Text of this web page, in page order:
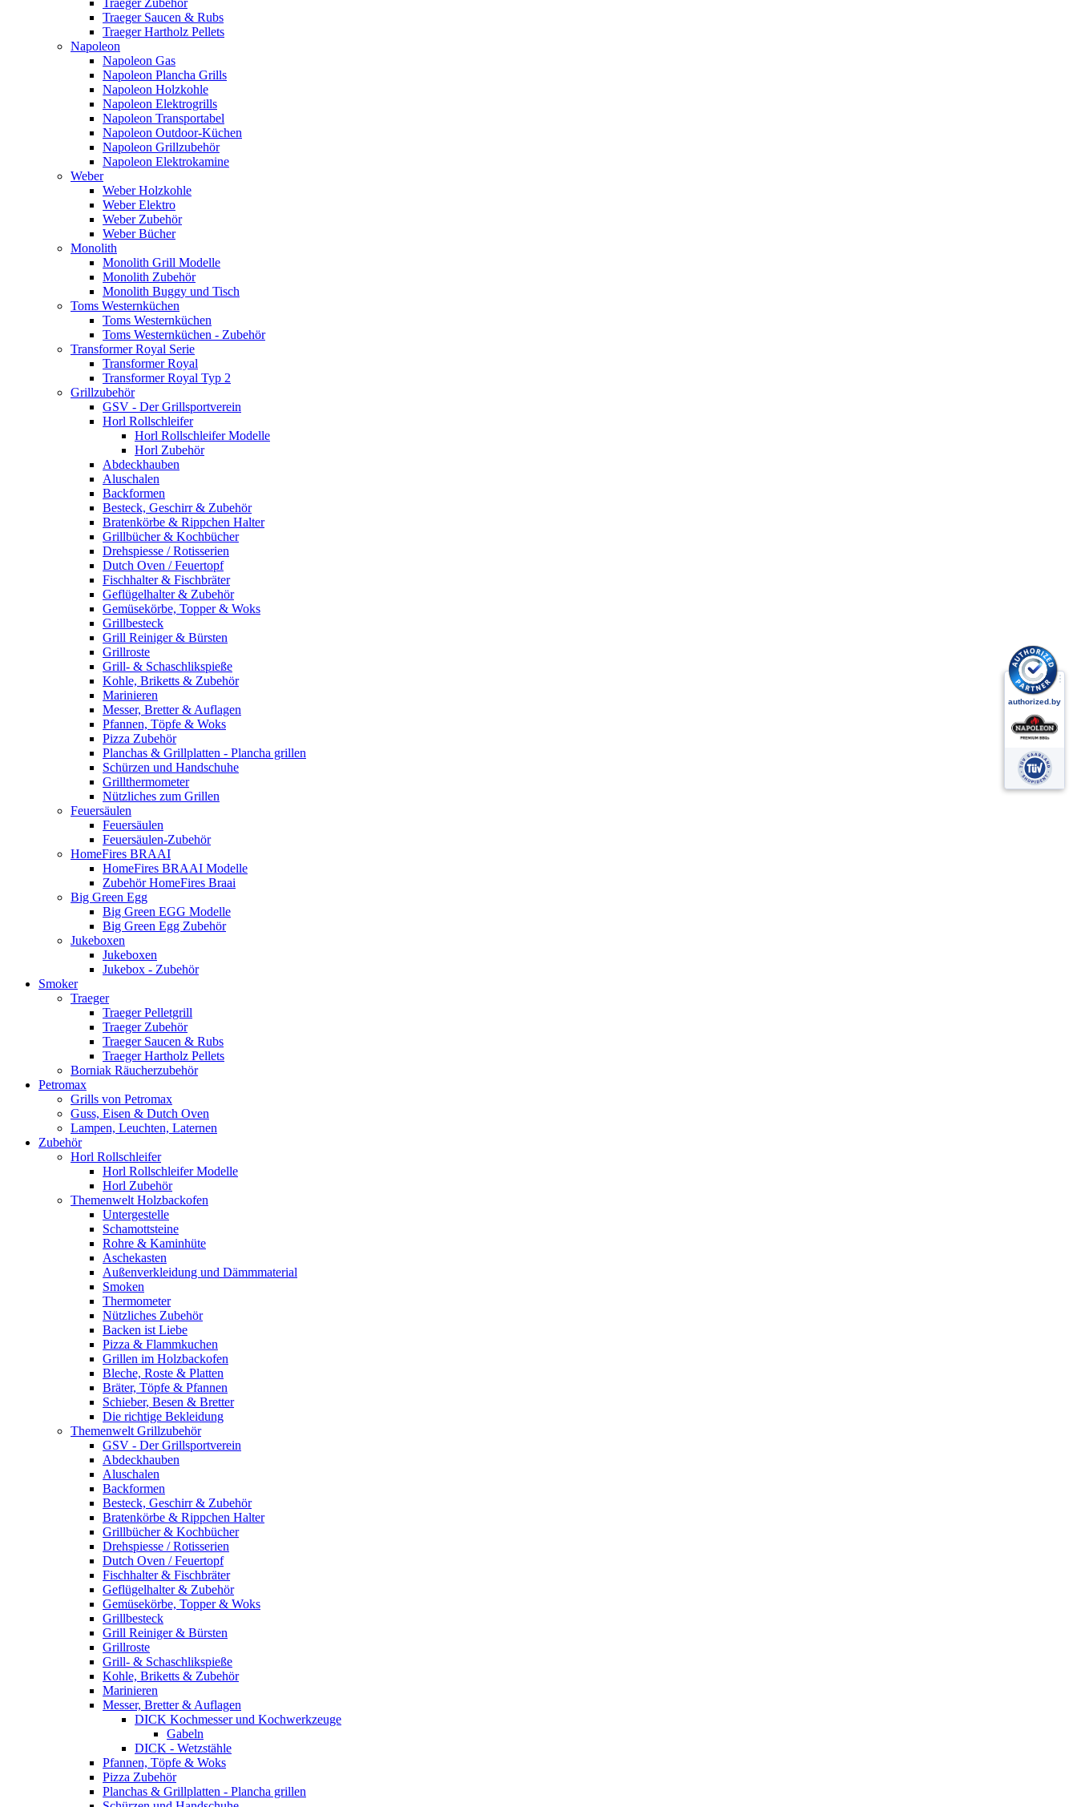
Traeger Zubehör
Traeger Saucen & Rubs
Traeger Hartholz Pellets
Napoleon
Napoleon Gas
Napoleon Plancha Grills
Napoleon Holzkohle
Napoleon Elektrogrills
Napoleon Transportabel
Napoleon Outdoor-Küchen
Napoleon Grillzubehör
Napoleon Elektrokamine
Weber
Weber Holzkohle
Weber Elektro
Weber Zubehör
Weber Bücher
Monolith
Monolith Grill Modelle
Monolith Zubehör
Monolith Buggy und Tisch
Toms Westernküchen
Toms Westernküchen
Toms Westernküchen - Zubehör
Transformer Royal Serie
Transformer Royal
Transformer Royal Typ 2
Grillzubehör
GSV - Der Grillsportverein
Horl Rollschleifer
Horl Rollschleifer Modelle
Horl Zubehör
Abdeckhauben
Aluschalen
Backformen
Besteck, Geschirr & Zubehör
Bratenkörbe & Rippchen Halter
Grillbücher & Kochbücher
Drehspiesse / Rotisserien
Dutch Oven / Feuertopf
Fischhalter & Fischbräter
Geflügelhalter & Zubehör
Gemüsekörbe, Topper & Woks
Grillbesteck
Grill Reiniger & Bürsten
Grillroste
Grill- & Schaschlikspieße
Kohle, Briketts & Zubehör
Marinieren
Messer, Bretter & Auflagen
Pfannen, Töpfe & Woks
Pizza Zubehör
Planchas & Grillplatten - Plancha grillen
Schürzen und Handschuhe
Grillthermometer
Nützliches zum Grillen
Feuersäulen
Feuersäulen
Feuersäulen-Zubehör
HomeFires BRAAI
HomeFires BRAAI Modelle
Zubehör HomeFires Braai
Big Green Egg
Big Green EGG Modelle
Big Green Egg Zubehör
Jukeboxen
Jukeboxen
Jukebox - Zubehör
Smoker
Traeger
Traeger Pelletgrill
Traeger Zubehör
Traeger Saucen & Rubs
Traeger Hartholz Pellets
Borniak Räucherzubehör
Petromax
Grills von Petromax
Guss, Eisen & Dutch Oven
Lampen, Leuchten, Laternen
Zubehör
Horl Rollschleifer
Horl Rollschleifer Modelle
Horl Zubehör
Themenwelt Holzbackofen
Untergestelle
Schamottsteine
Rohre & Kaminhüte
Aschekasten
Außenverkleidung und Dämmmaterial
Smoken
Thermometer
Nützliches Zubehör
Backen ist Liebe
Pizza & Flammkuchen
Grillen im Holzbackofen
Bleche, Roste & Platten
Bräter, Töpfe & Pfannen
Schieber, Besen & Bretter
Die richtige Bekleidung
Themenwelt Grillzubehör
GSV - Der Grillsportverein
Abdeckhauben
Aluschalen
Backformen
Besteck, Geschirr & Zubehör
Bratenkörbe & Rippchen Halter
Grillbücher & Kochbücher
Drehspiesse / Rotisserien
Dutch Oven / Feuertopf
Fischhalter & Fischbräter
Geflügelhalter & Zubehör
Gemüsekörbe, Topper & Woks
Grillbesteck
Grill Reiniger & Bürsten
Grillroste
Grill- & Schaschlikspieße
Kohle, Briketts & Zubehör
Marinieren
Messer, Bretter & Auflagen
DICK Kochmesser und Kochwerkzeuge
Gabeln
DICK - Wetzstähle
Pfannen, Töpfe & Woks
Pizza Zubehör
Planchas & Grillplatten - Plancha grillen